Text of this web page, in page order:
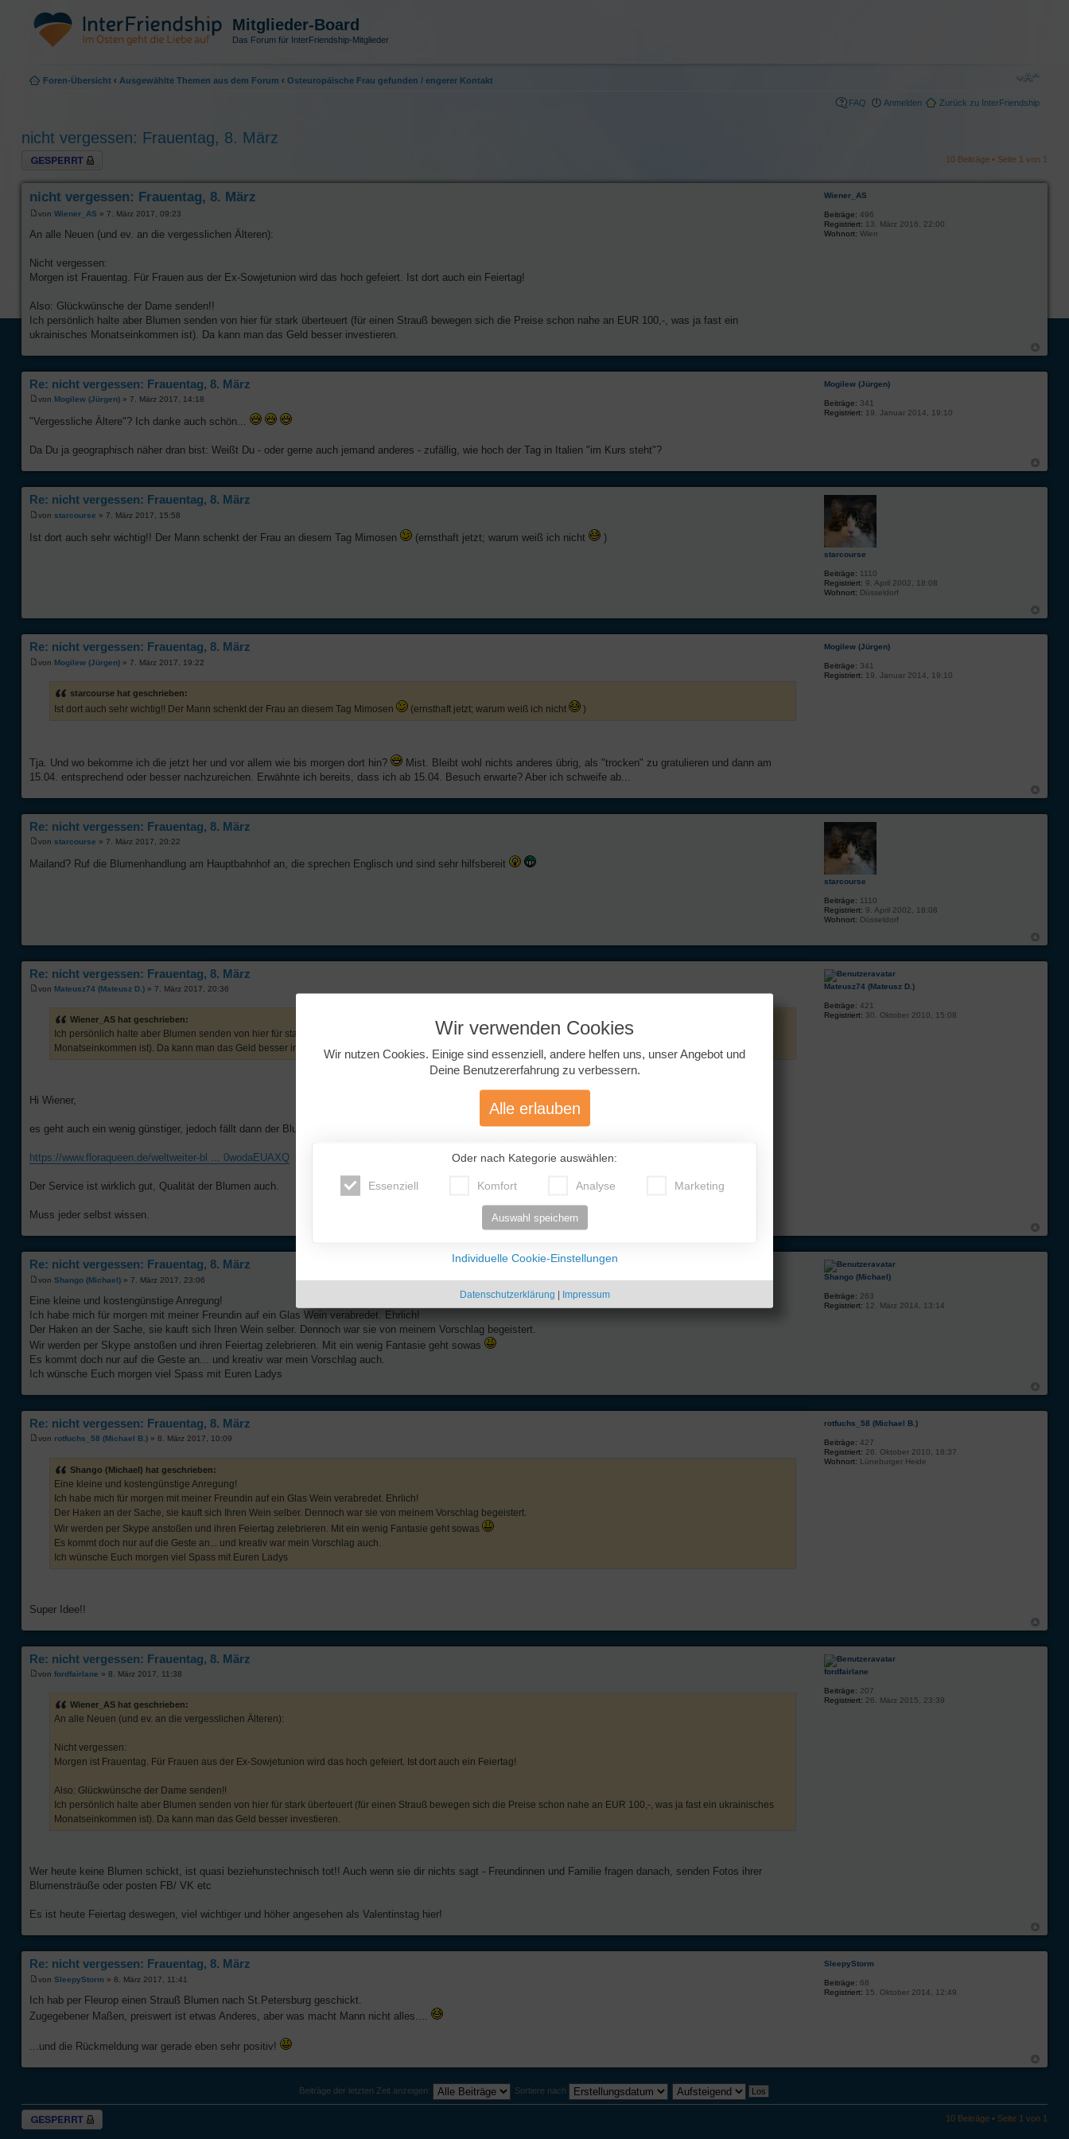
Mitglieder-Board
Das Forum für InterFriendship-Mitglieder
Foren-Übersicht ‹ Ausgewählte Themen aus dem Forum ‹ Osteuropäische Frau gefunden / engerer Kontakt
FAQ Anmelden Zurück zu InterFriendship
nicht vergessen: Frauentag, 8. März
Thema gesperrt 10 Beiträge • Seite 1 von 1
nicht vergessen: Frauentag, 8. März
von Wiener_AS » 7. März 2017, 09:23
An alle Neuen (und ev. an die vergesslichen Älteren):
Nicht vergessen:
Morgen ist Frauentag. Für Frauen aus der Ex-Sowjetunion wird das hoch gefeiert. Ist dort auch ein Feiertag!
Also: Glückwünsche der Dame senden!!
Ich persönlich halte aber Blumen senden von hier für stark überteuert (für einen Strauß bewegen sich die Preise schon nahe an EUR 100,-, was ja fast ein
ukrainisches Monatseinkommen ist). Da kann man das Geld besser investieren.
Wiener_AS
Beiträge: 496
Registriert: 13. März 2016, 22:00
Wohnort: Wien
Re: nicht vergessen: Frauentag, 8. März
von Mogilew (Jürgen) » 7. März 2017, 14:18
"Vergessliche Ältere"? Ich danke auch schön...
Da Du ja geographisch näher dran bist: Weißt Du - oder gerne auch jemand anderes - zufällig, wie hoch der Tag in Italien "im Kurs steht"?
Mogilew (Jürgen)
Beiträge: 341
Registriert: 19. Januar 2014, 19:10
Re: nicht vergessen: Frauentag, 8. März
von starcourse » 7. März 2017, 15:58
Ist dort auch sehr wichtig!! Der Mann schenkt der Frau an diesem Tag Mimosen (ernsthaft jetzt; warum weiß ich nicht )
starcourse
Beiträge: 1110
Registriert: 9. April 2002, 18:08
Wohnort: Düsseldorf
Re: nicht vergessen: Frauentag, 8. März
von Mogilew (Jürgen) » 7. März 2017, 19:22
starcourse hat geschrieben:
Ist dort auch sehr wichtig!! Der Mann schenkt der Frau an diesem Tag Mimosen (ernsthaft jetzt; warum weiß ich nicht )
Tja. Und wo bekomme ich die jetzt her und vor allem wie bis morgen dort hin?
Mist. Bleibt wohl nichts anderes übrig, als "trocken" zu gratulieren und dann am
15.04. entsprechend oder besser nachzureichen. Erwähnte ich bereits, dass ich ab 15.04. Besuch erwarte? Aber ich schweife ab...
Mogilew (Jürgen)
Beiträge: 341
Registriert: 19. Januar 2014, 19:10
Re: nicht vergessen: Frauentag, 8. März
von starcourse » 7. März 2017, 20:22
Mailand? Ruf die Blumenhandlung am Hauptbahnhof an, die sprechen Englisch und sind sehr hilfsbereit
starcourse
Beiträge: 1110
Registriert: 9. April 2002, 18:08
Wohnort: Düsseldorf
Re: nicht vergessen: Frauentag, 8. März
von Mateusz74 (Mateusz D.) » 7. März 2017, 20:36
Wiener_AS hat geschrieben:
Ich persönlich halte aber Blumen senden von hier für stark überteuert (für einen Strauß bewegen sich die Preise schon nahe an EUR 100,-, was ja fast ein ukrainisches
Monatseinkommen ist). Da kann man das Geld besser investieren.
Hi Wiener,
es geht auch ein wenig günstiger, jedoch fällt dann der Blumenstrauß nicht ganz so üppig aus.
https://www.floraqueen.de/weltweiter-bl ... 0wodaEUAXQ
Der Service ist wirklich gut, Qualität der Blumen auch.
Muss jeder selbst wissen.
Mateusz74 (Mateusz D.)
Beiträge: 421
Registriert: 30. Oktober 2010, 15:08
Re: nicht vergessen: Frauentag, 8. März
von Shango (Michael) » 7. März 2017, 23:06
Eine kleine und kostengünstige Anregung!
Ich habe mich für morgen mit meiner Freundin auf ein Glas Wein verabredet. Ehrlich!
Der Haken an der Sache, sie kauft sich Ihren Wein selber. Dennoch war sie von meinem Vorschlag begeistert.
Wir werden per Skype anstoßen und ihren Feiertag zelebrieren. Mit ein wenig Fantasie geht sowas
Es kommt doch nur auf die Geste an... und kreativ war mein Vorschlag auch.
Ich wünsche Euch morgen viel Spass mit Euren Ladys
Shango (Michael)
Beiträge: 263
Registriert: 12. März 2014, 13:14
Re: nicht vergessen: Frauentag, 8. März
von rotfuchs_58 (Michael B.) » 8. März 2017, 10:09
Shango (Michael) hat geschrieben:
Eine kleine und kostengünstige Anregung!
Ich habe mich für morgen mit meiner Freundin auf ein Glas Wein verabredet. Ehrlich!
Der Haken an der Sache, sie kauft sich Ihren Wein selber. Dennoch war sie von meinem Vorschlag begeistert.
Wir werden per Skype anstoßen und ihren Feiertag zelebrieren. Mit ein wenig Fantasie geht sowas
Es kommt doch nur auf die Geste an... und kreativ war mein Vorschlag auch.
Ich wünsche Euch morgen viel Spass mit Euren Ladys
Super Idee!!
rotfuchs_58 (Michael B.)
Beiträge: 427
Registriert: 26. Oktober 2010, 18:37
Wohnort: Lüneburger Heide
Re: nicht vergessen: Frauentag, 8. März
von fordfairlane » 8. März 2017, 11:38
Wiener_AS hat geschrieben:
An alle Neuen (und ev. an die vergesslichen Älteren):
Nicht vergessen:
Morgen ist Frauentag. Für Frauen aus der Ex-Sowjetunion wird das hoch gefeiert. Ist dort auch ein Feiertag!
Also: Glückwünsche der Dame senden!!
Ich persönlich halte aber Blumen senden von hier für stark überteuert (für einen Strauß bewegen sich die Preise schon nahe an EUR 100,-, was ja fast ein ukrainisches
Monatseinkommen ist). Da kann man das Geld besser investieren.
Wer heute keine Blumen schickt, ist quasi beziehunstechnisch tot!! Auch wenn sie dir nichts sagt - Freundinnen und Familie fragen danach, senden Fotos ihrer
Blumensträuße oder posten FB/ VK etc
Es ist heute Feiertag deswegen, viel wichtiger und höher angesehen als Valentinstag hier!
fordfairlane
Beiträge: 207
Registriert: 26. März 2015, 23:39
Re: nicht vergessen: Frauentag, 8. März
von SleepyStorm » 8. März 2017, 11:41
Ich hab per Fleurop einen Strauß Blumen nach St.Petersburg geschickt.
Zugegebener Maßen, preiswert ist etwas Anderes, aber was macht Mann nicht alles....
...und die Rückmeldung war gerade eben sehr positiv!
SleepyStorm
Beiträge: 68
Registriert: 15. Oktober 2014, 12:49
Beiträge der letzten Zeit anzeigen: Sortiere nach
Thema gesperrt 10 Beiträge • Seite 1 von 1
Wir verwenden Cookies
Wir nutzen Cookies. Einige sind essenziell, andere helfen uns, unser Angebot und
Deine Benutzererfahrung zu verbessern.
Alle erlauben
Oder nach Kategorie auswählen:
Essenziell Komfort Analyse Marketing
Auswahl speichern
Individuelle Cookie-Einstellungen
Datenschutzerklärung | Impressum